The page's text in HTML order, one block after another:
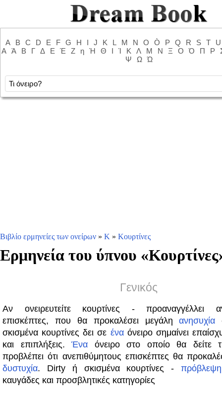
A B C D E F G H I J K L M N O Ò P Q R S T
U
Α Ά Β Γ Δ Ε Έ Ζ η Ή Θ Ι Ί Κ Λ Μ Ν Ξ Ο Ό Π Ρ
Ψ
Ω Ώ
Βιβλίο ερμηνείες των ονείρων » Κ » Κουρτίνες
Ερμηνεία του ύπνου «Κουρτίνες
Γενικός
Αν ονειρευτείτε κουρτίνες - προαναγγέλλει
επισκέπτες, που θα προκαλέσει μεγάληανησυχία
σκισμένα κουρτίνες δει σε έναόνειρο σημαίνει
και επιπλήξεις.Ένα όνειρο στο οποίο θα δείτε
προβλέπει ότι ανεπιθύμητους επισκέπτες θα
δυστυχία. Dirty ή σκισμένα κουρτίνες -πρόβλεψη
καυγάδες και προσβλητικές κατηγορίες